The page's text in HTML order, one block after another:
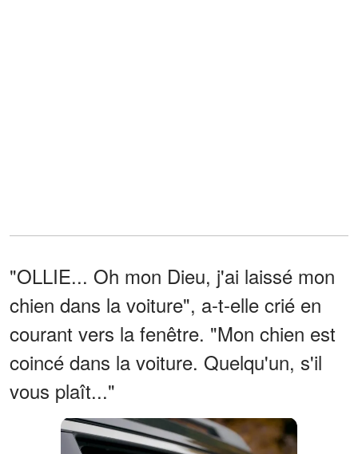
"OLLIE... Oh mon Dieu, j'ai laissé mon
chien dans la voiture", a-t-elle crié en
courant vers la fenêtre. "Mon chien est
coincé dans la voiture. Quelqu'un, s'il
vous plaît..."